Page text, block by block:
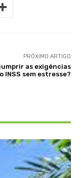
PRÓXIMO ARTIGO
as exigências
INSS sem estresse?